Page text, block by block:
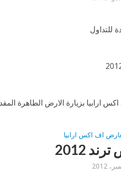
للتداول
ارابيا بزيارة الارض الطاهرة
اف اكس ارابيا
2012